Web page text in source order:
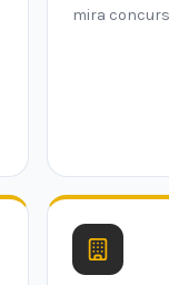
mira